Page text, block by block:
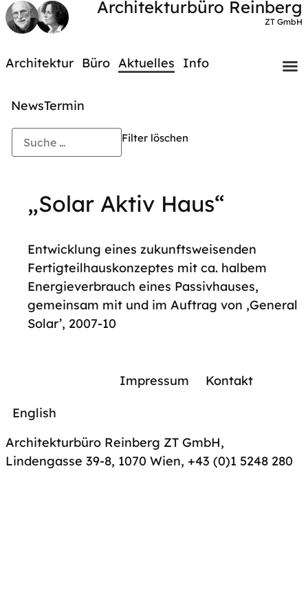
Architekturbüro Reinberg
ZT GmbH
Architektur Büro Aktuelles Info
NewsTermin
Filter löschen
„Solar Aktiv Haus“
Entwicklung eines zukunftsweisenden
Fertigteilhauskonzeptes mit ca. halbem
Energieverbrauch eines Passivhauses,
gemeinsam mit und im Auftrag von ‚General
Solar’, 2007-10
Architekturbüro Reinberg ZT GmbH,
Lindengasse 39-8, 1070 Wien, +43 (0)1 5248 280
English
Impressum Kontakt